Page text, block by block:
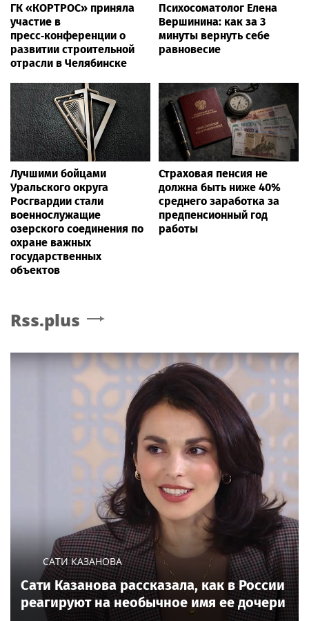
ГК «КОРТРОС» приняла
участие в
пресс‑конференции о
развитии строительной
отрасли в Челябинске
Психосоматолог Елена
Вершинина: как за 3
минуты вернуть себе
равновесие
Лучшими бойцами
Уральского округа
Росгвардии стали
военнослужащие
озерского соединения по
охране важных
государственных
объектов
Страховая пенсия не
должна быть ниже 40%
среднего заработка за
предпенсионный год
работы
Rss.plus
САТИ КАЗАНОВА
Сати Казанова рассказала, как в России
реагируют на необычное имя ее дочери